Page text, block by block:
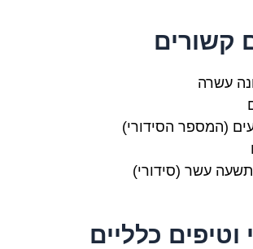
קשורים
עשרה
(המספר הסידורי)
עשר (סידורי)
כלליים